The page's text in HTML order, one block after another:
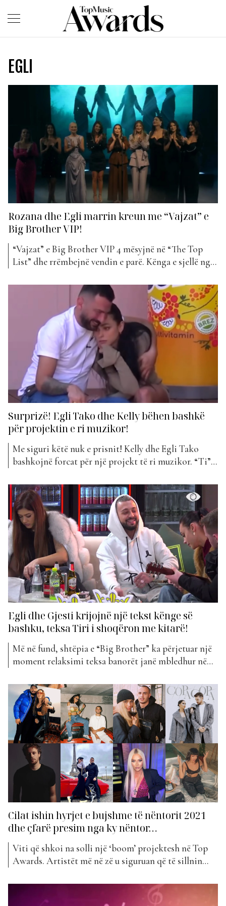
EGLI
Rozana dhe Egli marrin kreun me “Vajzat” e
Big Brother VIP!
“Vajzat” e Big Brother VIP 4 mësyjnë në “The Top
List” dhe rrëmbejnë vendin e parë. Kënga e sjellë nga
famshme në Shqipëri, është publikuar vetëm pak ditë
më parë dhe impakti i publikut ka qenë i
menjëhershëm. “Vajzat” u...
Surprizë! Egli Tako dhe Kelly bëhen bashkë
për projektin e ri muzikor!
Me siguri këtë nuk e prisnit! Kelly dhe Egli Tako
bashkojnë forcat për një projekt të ri muzikor. “Ti”
publikuar vetëm pak çaste më parë në kanalin zyrtar
në YouTube të Top Media Music. Kënga është krijuar
ndërkohë që të dy artistët...
Egli dhe Gjesti krijojnë një tekst kënge së
bashku, teksa Tiri i shoqëron me kitarë!
Më në fund, shtëpia e “Big Brother” ka përjetuar një
moment relaksimi teksa banorët janë mbledhur në
Tiri Gjocit dhe zërit të bukur të Egli Takos dhe
Gjestit. Ata shijuan meloditë e disa këngëve latine,
përfshirë hitet e artistit “Maluma”,...
Cilat ishin hyrjet e bujshme të nëntorit 2021
dhe çfarë presim nga ky nëntor…
Viti që shkoi na solli një ‘boom’ projektesh në Top
Awards. Artistët më në zë u siguruan që të sillnin
Dhe nëntori spikati me këngë të reja. Ja cilat ishin
disa nga hyrjet më të bujshme të nëntorit që lamë